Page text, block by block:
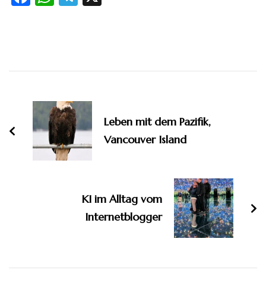
Leben mit dem Pazifik,
Vancouver Island
KI im Alltag vom
Internetblogger